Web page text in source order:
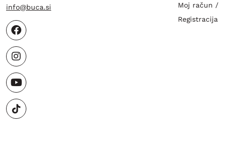
info@buca.si
Moj račun /
Registracija